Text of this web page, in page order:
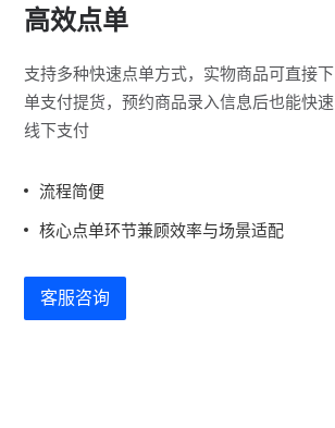
高效点单
支持多种快速点单方式，实物商品可直接下
单支付提货，预约商品录入信息后也能快速
线下支付
流程简便
核心点单环节兼顾效率与场景适配
客服咨询